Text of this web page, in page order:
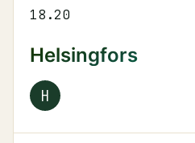
18.20
Helsingfors
H